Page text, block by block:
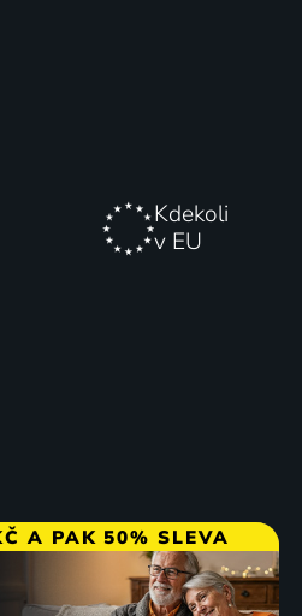
Kdekoli
v EU
A PAK 50% SLEVA